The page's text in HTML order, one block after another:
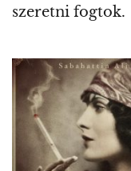
szeretni fogtok.